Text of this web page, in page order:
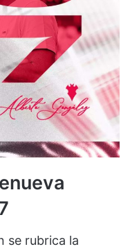
se rubrica la